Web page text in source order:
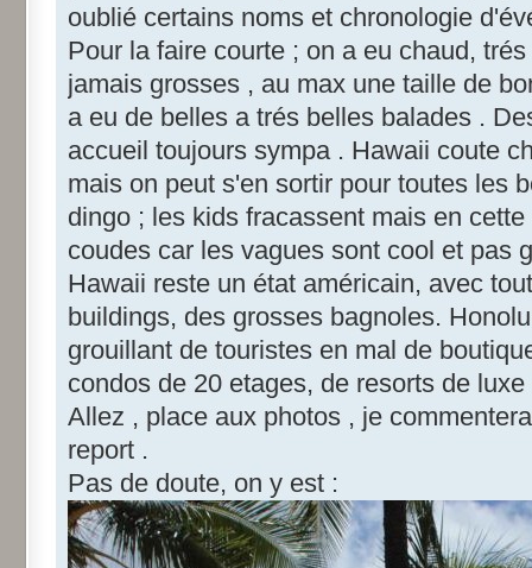
oublié certains noms et chronologie
Pour la faire courte ; on a eu chaud,
jamais grosses , au max une taille de
a eu de belles a trés belles balades .
accueil toujours sympa . Hawaii coute
mais on peut s'en sortir pour toutes les
dingo ; les kids fracassent mais en
coudes car les vagues sont cool et pas
Hawaii reste un état américain, avec
buildings, des grosses bagnoles.
grouillant de touristes en mal de
condos de 20 etages, de resorts de
Allez , place aux photos , je
report .
Pas de doute, on y est :